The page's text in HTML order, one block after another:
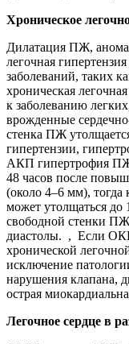
Хроническое
Дилатация ПЖ,
легочная
заболеваний, таких
хроническая
к заболеванию
врожденные
стенка ПЖ
гипертензии,
АКП гипертрофия ПЖ
48 часов после
(около 4–6 мм), тогда
может утолщаться
свободной стенки ПЖ
диастолы. , Если ОКП
хронической
исключение
нарушения клапана,
острая
Легочное сердце в